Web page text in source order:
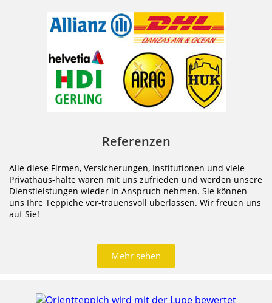
Referenzen
Alle diese Firmen, Versicherungen, Institutionen und viele
Privathaus-halte waren mit uns zufrieden und werden unsere
Dienstleistungen wieder in Anspruch nehmen. Sie können
uns Ihre Teppiche ver-trauensvoll überlassen. Wir freuen uns
auf Sie!
Mehr sehen